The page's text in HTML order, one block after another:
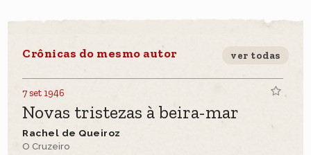
Crônicas do mesmo autor ver todas
7 set 1946
Novas tristezas à beira-mar
Rachel de Queiroz
O Cruzeiro